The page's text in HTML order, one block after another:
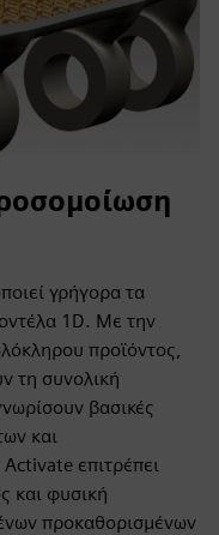
γρήγορα τα
1D. Με την
προϊόντος,
τη συνολική
βασικές
και
επιτρέπει
και φυσική
προκαθορισμένων